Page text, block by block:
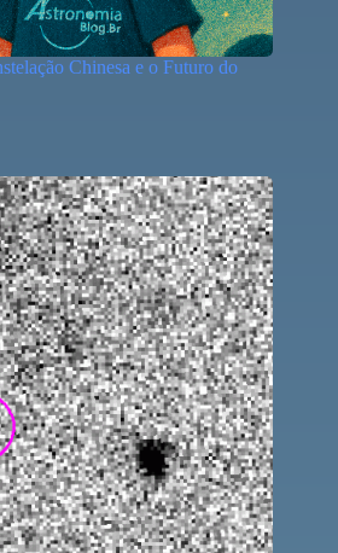
Chinesa e o Futuro do